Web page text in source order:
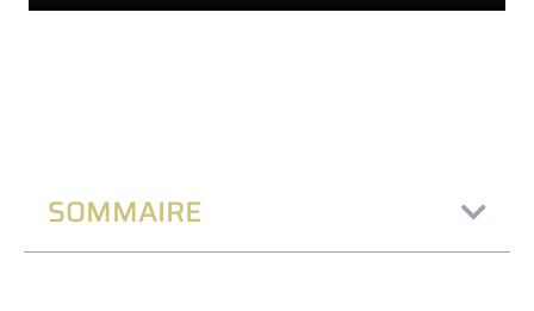
SOMMAIRE